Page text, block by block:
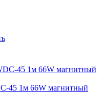
45 1м 66W магнитный